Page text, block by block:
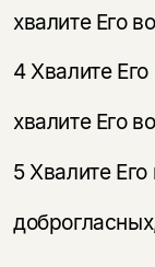
хвалите Его
4 Хвалите
хвалите Его
5 Хвалите